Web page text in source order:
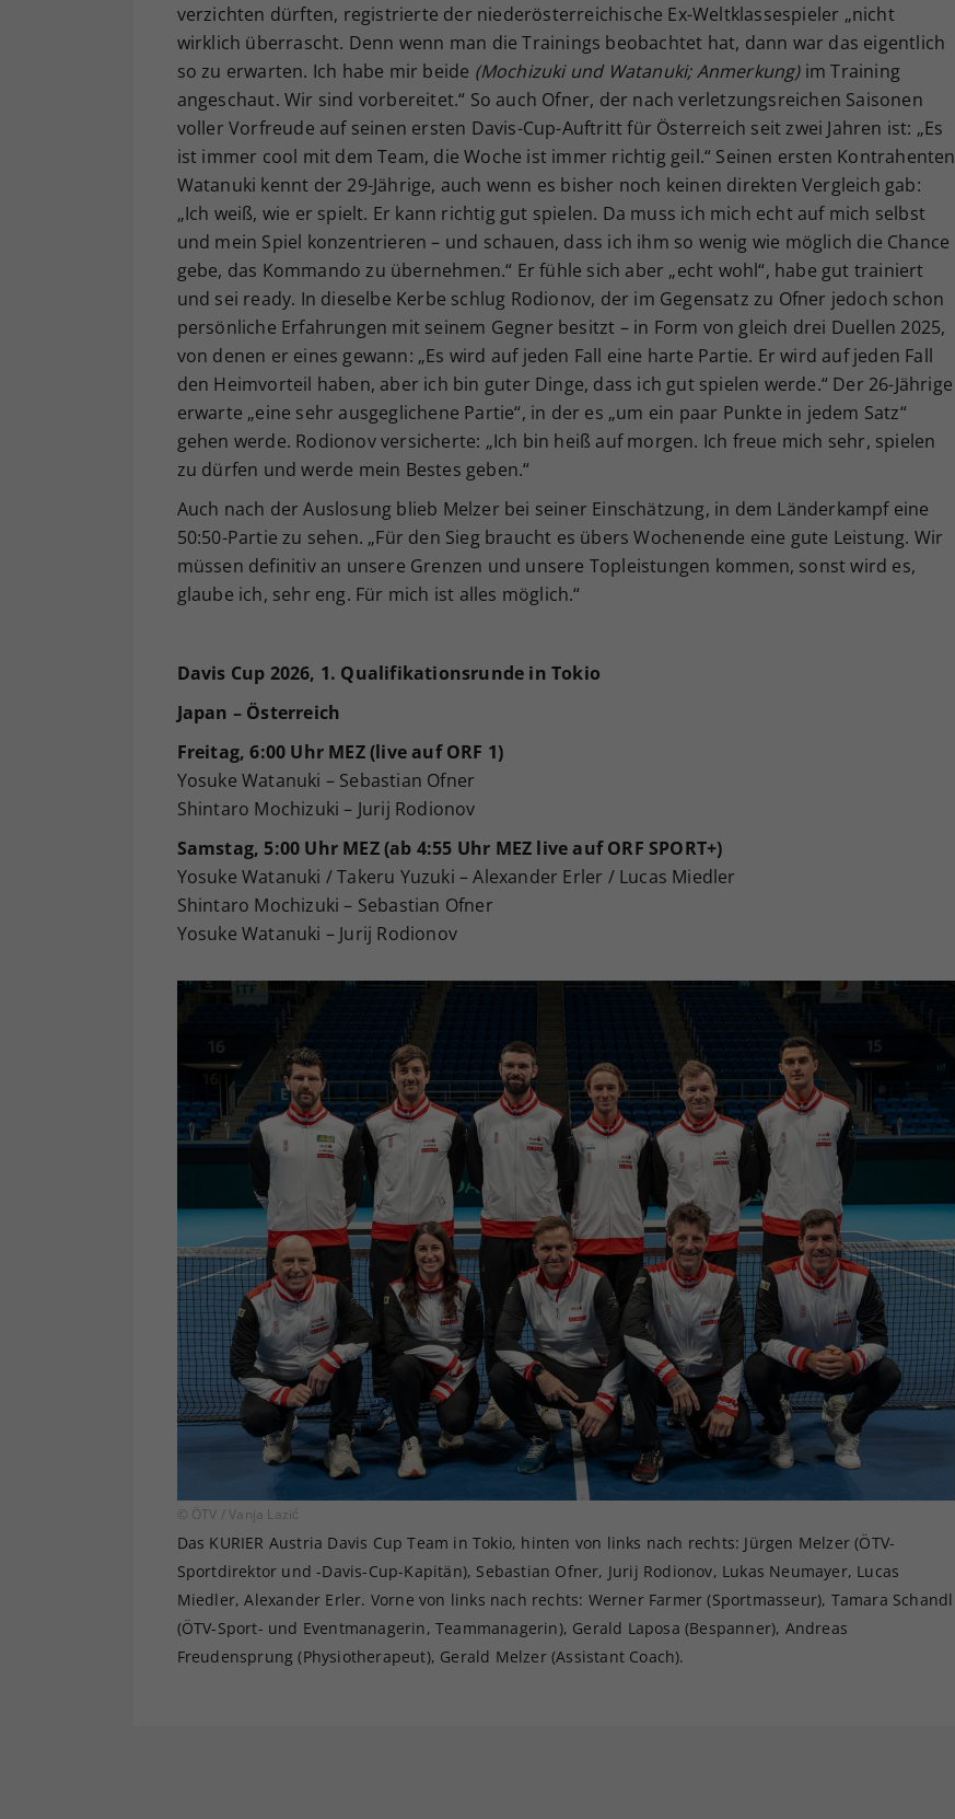
verzichten dürften, registrierte der niederösterreichische Ex-Weltklassespieler „nicht
wirklich überrascht. Denn wenn man die Trainings beobachtet hat, dann war das eigentlich
so zu erwarten. Ich habe mir beide (Mochizuki und Watanuki; Anmerkung)im Training
angeschaut. Wir sind vorbereitet.“ So auch Ofner, der nach verletzungsreichen Saisonen
voller Vorfreude auf seinen ersten Davis-Cup-Auftritt für Österreich seit zwei Jahren ist: „Es
ist immer cool mit dem Team, die Woche ist immer richtig geil.“ Seinen ersten Kontrahenten
Watanuki kennt der 29-Jährige, auch wenn es bisher noch keinen direkten Vergleich gab:
„Ich weiß, wie er spielt. Er kann richtig gut spielen. Da muss ich mich echt auf mich selbst
und mein Spiel konzentrieren – und schauen, dass ich ihm so wenig wie möglich die Chance
gebe, das Kommando zu übernehmen.“ Er fühle sich aber „echt wohl“, habe gut trainiert
und sei ready. In dieselbe Kerbe schlug Rodionov, der im Gegensatz zu Ofner jedoch schon
persönliche Erfahrungen mit seinem Gegner besitzt – in Form von gleich drei Duellen 2025,
von denen er eines gewann: „Es wird auf jeden Fall eine harte Partie. Er wird auf jeden Fall
den Heimvorteil haben, aber ich bin guter Dinge, dass ich gut spielen werde.“ Der 26-Jährige
erwarte „eine sehr ausgeglichene Partie“, in der es „um ein paar Punkte in jedem Satz“
gehen werde. Rodionov versicherte: „Ich bin heiß auf morgen. Ich freue mich sehr, spielen
zu dürfen und werde mein Bestes geben.“
Auch nach der Auslosung blieb Melzer bei seiner Einschätzung, in dem Länderkampf eine
50:50-Partie zu sehen. „Für den Sieg braucht es übers Wochenende eine gute Leistung. Wir
müssen definitiv an unsere Grenzen und unsere Topleistungen kommen, sonst wird es,
glaube ich, sehr eng. Für mich ist alles möglich.“
Davis Cup 2026, 1. Qualifikationsrunde in Tokio
Japan – Österreich
Freitag, 6:00 Uhr MEZ (live auf ORF 1)
Yosuke Watanuki – Sebastian Ofner
Shintaro Mochizuki – Jurij Rodionov
Samstag, 5:00 Uhr MEZ (ab 4:55 Uhr MEZ live auf ORF SPORT+)
Yosuke Watanuki / Takeru Yuzuki – Alexander Erler / Lucas Miedler
Shintaro Mochizuki – Sebastian Ofner
Yosuke Watanuki – Jurij Rodionov
© ÖTV / Vanja Lazić
Das KURIER Austria Davis Cup Team in Tokio, hinten von links nach rechts: Jürgen Melzer (ÖTV-
Sportdirektor und -Davis-Cup-Kapitän), Sebastian Ofner, Jurij Rodionov, Lukas Neumayer, Lucas
Miedler, Alexander Erler. Vorne von links nach rechts: Werner Farmer (Sportmasseur), Tamara Schandl
(ÖTV-Sport- und Eventmanagerin, Teammanagerin), Gerald Laposa (Bespanner), Andreas
Freudensprung (Physiotherapeut), Gerald Melzer (Assistant Coach).